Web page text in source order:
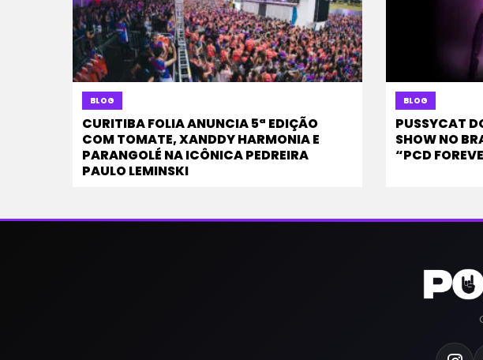
BLOG
CURITIBA FOLIA ANUNCIA 5ª EDIÇÃO
COM TOMATE, XANDDY HARMONIA E
PARANGOLÉ NA ICÔNICA PEDREIRA
PAULO LEMINSKI
BLOG
PUSSYCAT
SHOW NO
“PCD